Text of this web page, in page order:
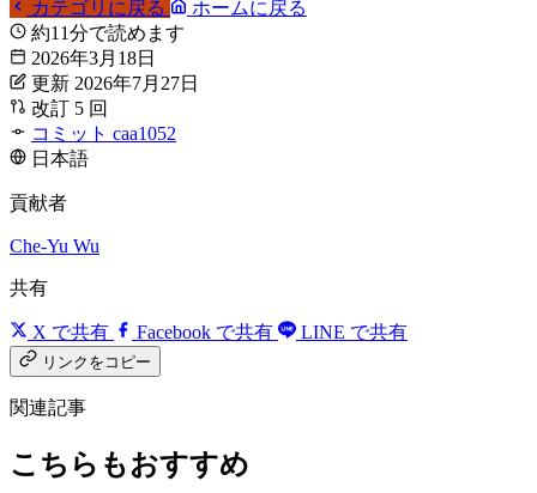
カテゴリに戻る
ホームに戻る
約11分で読めます
2026年3月18日
更新 2026年7月27日
改訂 5 回
コミット caa1052
日本語
貢献者
Che-Yu Wu
共有
X で共有 Facebook で共有 LINE で共有
リンクをコピー
関連記事
こちらもおすすめ